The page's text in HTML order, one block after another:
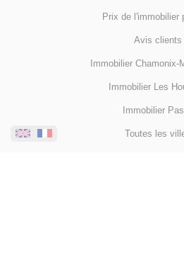
Prix de l'immobilier
Avis clients
Immobilier Chamonix-
Immobilier Les
Immobilier
Toutes les